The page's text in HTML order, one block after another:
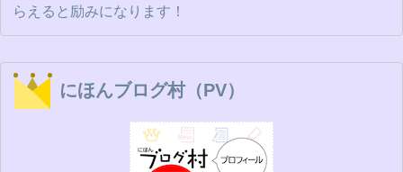
らえると励みになります！
にほんブログ村（PV）